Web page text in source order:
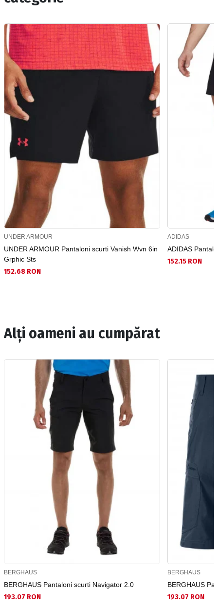
UNDER ARMOUR
UNDER ARMOUR Pantaloni scurti Vanish Wvn 6in
Grphic Sts
152.68 RON
ADIDAS
ADIDAS
152.15 RON
Alți oameni au cumpărat
BERGHAUS
BERGHAUS Pantaloni scurti Navigator 2.0
193.07 RON
BERGHAUS
BERGHAUS
193.07 RON